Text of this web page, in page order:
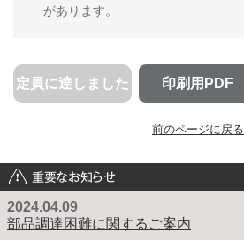
があります。
定員に達しました 印刷用PDF
前のページに戻る
重要なお知らせ
2024.04.09
部品調達困難に関するご案内